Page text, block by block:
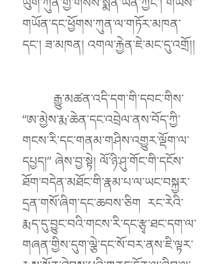
གཡོན་དང་ཕྱོགས་ཀུན་ལ་གཏོར་མཁན་
དང་། ཟ་མཁན། འགལ་རྐྱེན་ཇེ་མང་དུ་འགྲོ།།
རྒྱུ་མཚན་འདི་དག་གི་དབང་གིས་
“ཨ་མྱེས་རྨ་ཆེན་དང་འབྲེལ་ནས་བོད་ཀྱི་
གངས་རི་དང་གནམ་གཤིས་འགྱུར་ལྡོག་ལ་
དཔྱད།” ཞེས་བྱ་སྟེ། ལོ་ཉི་ཤུ་གོང་གི་དངོས་
ཐོག་བདེན་མཐོང་གི་རྣམ་པ་ལ་ཡང་བསྐྱར་
དྲན་གསོ་ཞིག་དང་ཆབས་ཅིག རང་རེའི་
རྨད་དུ་བྱུང་བའི་གངས་རི་དང་རྩྭ་ཐང་དག་ལ་
གཞན་གྱིས་དུག་ལྕེ་དང་སོ་བར་ནས་ཇི་ལྟར་